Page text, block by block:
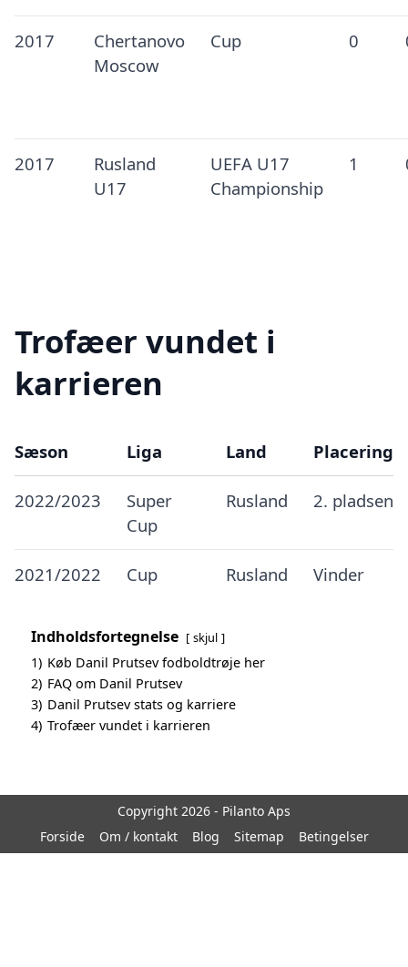
2017
Chertanovo
Moscow
Cup 0
2017
Rusland
U17
UEFA U17
Championship
1
Trofæer vundet i
karrieren
Sæson Liga Land Placering
2022/2023
Super
Cup
Rusland 2. pladsen
2021/2022 Cup Rusland Vinder
Indholdsfortegnelse skjul
1) Køb Danil Prutsev fodboldtrøje her
2) FAQ om Danil Prutsev
3) Danil Prutsev stats og karriere
4) Trofæer vundet i karrieren
Copyright 2026 - Pilanto Aps
Forside
Om / kontakt Blog Sitemap Betingelser